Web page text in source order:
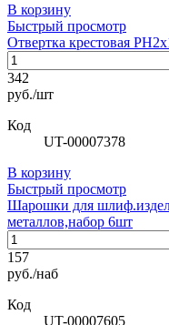
В корзину
Быстрый просмотр
Отвертка крестовая
342
руб./шт
Код
UT-00007378
В корзину
Быстрый просмотр
Шарошки для
металлов,набор 6шт
157
руб./наб
Код
UT-00007605